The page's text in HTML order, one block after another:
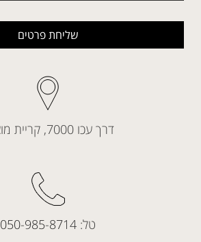
שליחת פרטים
דרך עכו 7000, קריית מוצקין
טל: 050-985-8714